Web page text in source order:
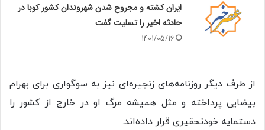
ایران کشته و مجروح شدن شهروندان کشور کوبا در
حادثه اخیر را تسلیت گفت
1401/05/16
از طرف دیگر روزنامه‌های زنجیره‌ای نیز به سوگواری برای بهرام
بیضایی پرداخته و مثل همیشه مرگ او در خارج از کشور را
دستمایه خودتحقیری قرار داده‌اند.